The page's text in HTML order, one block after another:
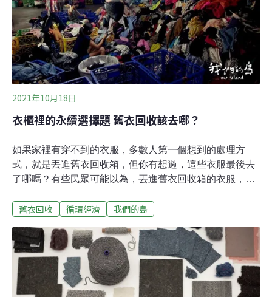
是養殖與復育重要基地，也是研究人員研究海洋生物與生
態研究的場域，研究物種達320種。近期，館內的漢氏勞
綿蟹卵孵化後經一個月變態期的照顧，研究人員終於繁殖
成功一隻雙足伸展後只約0.8公分的幼蟹，為台灣的首例。
（中央社報導）
2021年10月18日
衣櫃裡的永續選擇題 舊衣回收該去哪？
如果家裡有穿不到的衣服，多數人第一個想到的處理方
式，就是丟進舊衣回收箱，但你有想過，這些衣服最後去
了哪嗎？有些民眾可能以為，丟進舊衣回收箱的衣服，會
換現金的方式，來支持社福團體營運。「就是弱勢家庭的
上的舊衣，都是這樣處理。」社團法人中華民國傷殘宏恩
協會理事長湯劍雄說明。湯劍雄和20幾個社福團體，在新
北市樹林區共同成立了一家舊衣回收場，這天，他忙著把
一個個舊衣回收箱推上貨車，準備載到資源回收場當廢鐵
舊衣回收 循環經濟 我們的島